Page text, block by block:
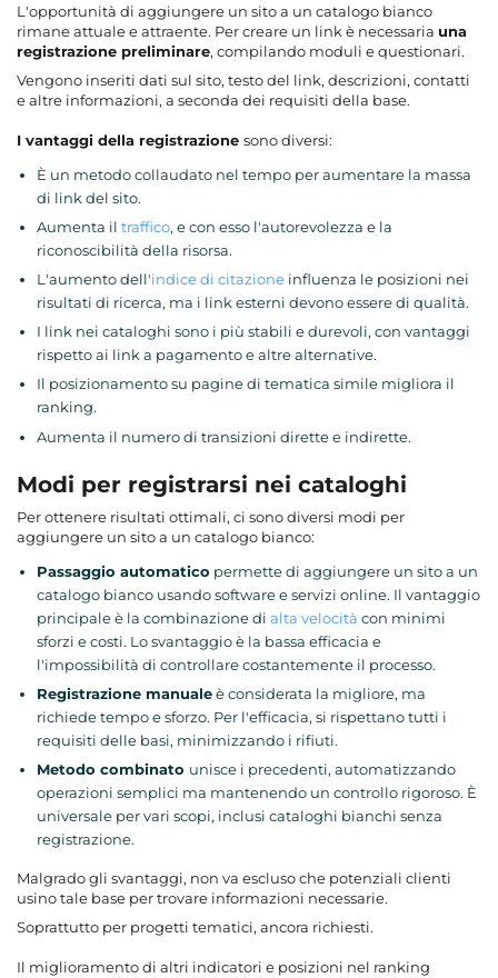
L'opportunità di aggiungere un sito a un catalogo bianco
rimane attuale e attraente. Per creare un link è necessaria una
registrazione preliminare, compilando moduli e questionari.
Vengono inseriti dati sul sito, testo del link, descrizioni, contatti
e altre informazioni, a seconda dei requisiti della base.
I vantaggi della registrazione sono diversi:
È un metodo collaudato nel tempo per aumentare la massa
di link del sito.
Aumenta il traffico, e con esso l'autorevolezza e la
riconoscibilità della risorsa.
L'aumento dell'indice di citazione influenza le posizioni nei
risultati di ricerca, ma i link esterni devono essere di qualità.
I link nei cataloghi sono i più stabili e durevoli, con vantaggi
rispetto ai link a pagamento e altre alternative.
Il posizionamento su pagine di tematica simile migliora il
ranking.
Aumenta il numero di transizioni dirette e indirette.
Modi per registrarsi nei cataloghi
Per ottenere risultati ottimali, ci sono diversi modi per
aggiungere un sito a un catalogo bianco:
Passaggio automatico permette di aggiungere un sito a un
catalogo bianco usando software e servizi online. Il vantaggio
principale è la combinazione di alta velocità con minimi
sforzi e costi. Lo svantaggio è la bassa efficacia e
l'impossibilità di controllare costantemente il processo.
Registrazione manualeè considerata la migliore, ma
richiede tempo e sforzo. Per l'efficacia, si rispettano tutti i
requisiti delle basi, minimizzando i rifiuti.
Metodo combinato unisce i precedenti, automatizzando
operazioni semplici ma mantenendo un controllo rigoroso. È
universale per vari scopi, inclusi cataloghi bianchi senza
registrazione.
Malgrado gli svantaggi, non va escluso che potenziali clienti
usino tale base per trovare informazioni necessarie.
Soprattutto per progetti tematici, ancora richiesti.
Il miglioramento di altri indicatori e posizioni nel ranking